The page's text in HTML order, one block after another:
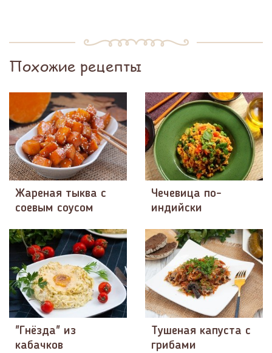
Похожие рецепты
Жареная тыква с
соевым соусом
Чечевица по-
индийски
"Гнёзда" из
кабачков
Тушеная капуста с
грибами